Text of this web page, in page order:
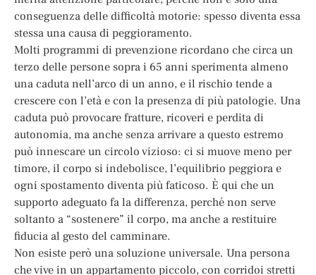
conseguenza delle difficoltà motorie: spesso diventa essa
stessa una causa di peggioramento.
Molti programmi di prevenzione ricordano che circa un
terzo delle persone sopra i 65 anni sperimenta almeno
una caduta nell’arco di un anno, e il rischio tende a
crescere con l’età e con la presenza di più patologie. Una
caduta può provocare fratture, ricoveri e perdita di
autonomia, ma anche senza arrivare a questo estremo
può innescare un circolo vizioso: ci si muove meno per
timore, il corpo si indebolisce, l’equilibrio peggiora e
ogni spostamento diventa più faticoso. È qui che un
supporto adeguato fa la differenza, perché non serve
soltanto a “sostenere” il corpo, ma anche a restituire
fiducia al gesto del camminare.
Non esiste però una soluzione universale. Una persona
che vive in un appartamento piccolo, con corridoi stretti